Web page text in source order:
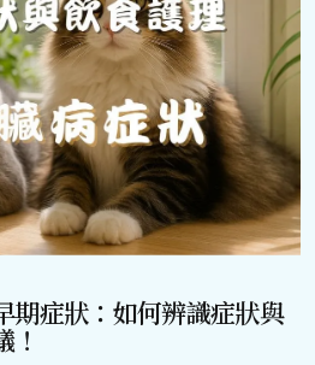
期症狀：如何辨識症狀與